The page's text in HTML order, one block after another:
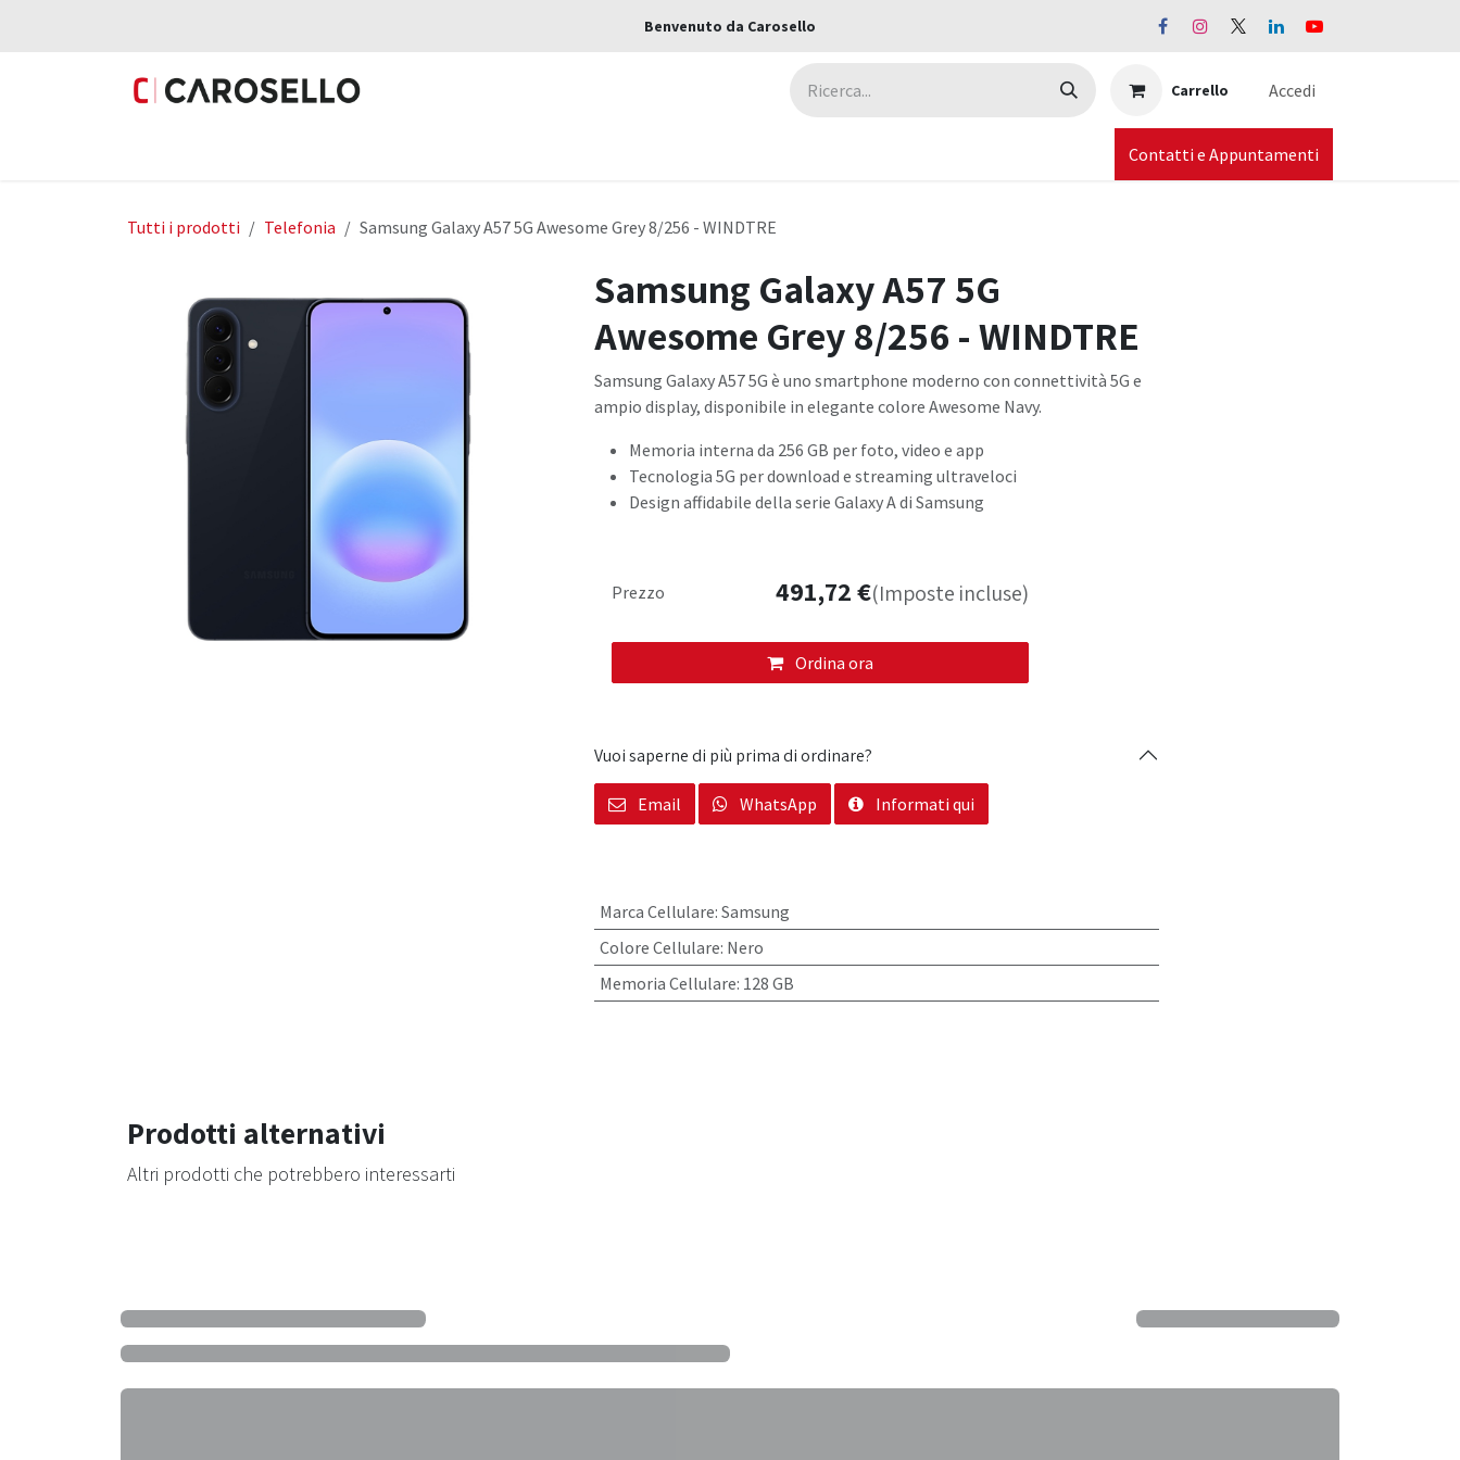
Benvenuto da Carosello
Carrello Accedi
Contatti e Appuntamenti
Tutti i prodotti Telefonia Samsung Galaxy A57 5G Awesome Grey 8/256 - WINDTRE
Samsung Galaxy A57 5G
Awesome Grey 8/256 - WINDTRE
Samsung Galaxy A57 5G è uno smartphone moderno con connettività 5G e
ampio display, disponibile in elegante colore Awesome Navy.
Memoria interna da 256 GB per foto, video e app
Tecnologia 5G per download e streaming ultraveloci
Design affidabile della serie Galaxy A di Samsung
Ordina ora
Prezzo 491,72€(Imposte incluse)
Vuoi saperne di più prima di ordinare?
Email WhatsApp Informati qui
Marca Cellulare: Samsung
Colore Cellulare: Nero
Memoria Cellulare: 128 GB
Prodotti alternativi
Altri prodotti che potrebbero interessarti